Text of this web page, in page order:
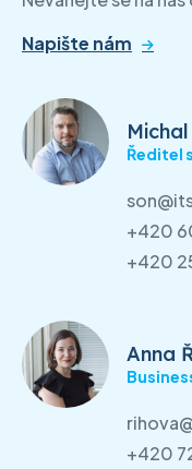
Napište nám
Ředitel
+420
+420
Anna
+420